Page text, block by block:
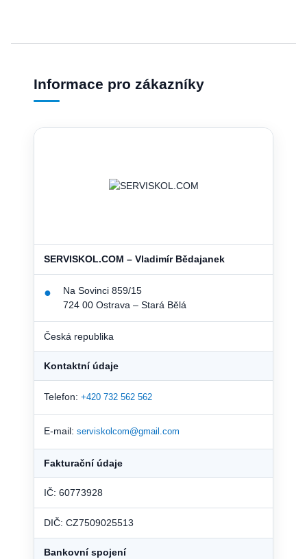
Informace pro zákazníky
SERVISKOL.COM – Vladimír Bědajanek
●
Na Sovinci 859/15
724 00 Ostrava – Stará Bělá
Česká republika
Kontaktní údaje
Telefon: +420 732 562 562
E-mail: serviskolcom@gmail.com
Fakturační údaje
IČ: 60773928
DIČ: CZ7509025513
Bankovní spojení